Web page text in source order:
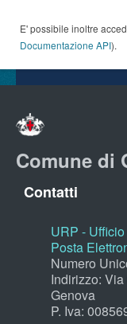
E' possibile inoltre
Documentazione API).
Comune di
Contatti
URP -
Posta
Numero
Indirizzo:
Genova
P. Iva: